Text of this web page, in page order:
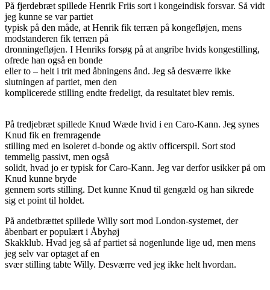
På fjerdebræt spillede Henrik Friis sort i kongeindisk forsvar. Så vidt
jeg kunne se var partiet
typisk på den måde, at Henrik fik terræn på kongefløjen, mens
modstanderen fik terræn på
dronningefløjen. I Henriks forsøg på at angribe hvids kongestilling,
ofrede han også en bonde
eller to – helt i trit med åbningens ånd. Jeg så desværre ikke
slutningen af partiet, men den
komplicerede stilling endte fredeligt, da resultatet blev remis.
På tredjebræt spillede Knud Wæde hvid i en Caro-Kann. Jeg synes
Knud fik en fremragende
stilling med en isoleret d-bonde og aktiv officerspil. Sort stod
temmelig passivt, men også
solidt, hvad jo er typisk for Caro-Kann. Jeg var derfor usikker på om
Knud kunne bryde
gennem sorts stilling. Det kunne Knud til gengæld og han sikrede
sig et point til holdet.
På andetbrættet spillede Willy sort mod London-systemet, der
åbenbart er populært i Åbyhøj
Skakklub. Hvad jeg så af partiet så nogenlunde lige ud, men mens
jeg selv var optaget af en
svær stilling tabte Willy. Desværre ved jeg ikke helt hvordan.